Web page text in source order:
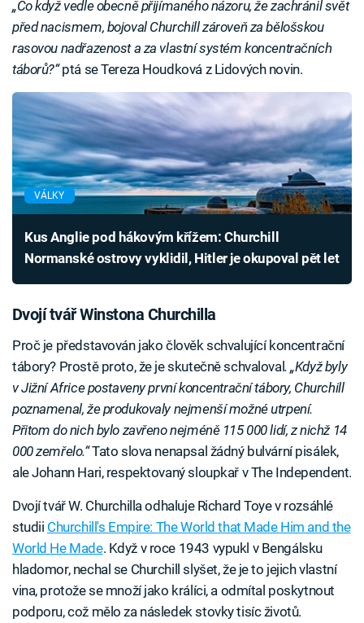
„Co když vedle obecně přijímaného názoru, že zachránil svět
před nacismem, bojoval Churchill zároveň za bělošskou
rasovou nadřazenost a za vlastní systém koncentračních
táborů?“ptá se Tereza Houdková z Lidových novin.
VÁLKY
Kus Anglie pod hákovým křížem: Churchill
Normanské ostrovy vyklidil, Hitler je okupoval pět let
Dvojí tvář Winstona Churchilla
Proč je představován jako člověk schvalující koncentrační
tábory? Prostě proto, že je skutečně schvaloval. „Když byly
v Jižní Africe postaveny první koncentrační tábory, Churchill
poznamenal, že produkovaly nejmenší možné utrpení.
Přitom do nich bylo zavřeno nejméně 115 000 lidí, z nichž 14
000 zemřelo.“Tato slova nenapsal žádný bulvární pisálek,
ale Johann Hari, respektovaný sloupkař v The Independent.
Dvojí tvář W. Churchilla odhaluje Richard Toye v rozsáhlé
studii Churchill's Empire: The World that Made Him and the
World He Made. Když v roce 1943 vypukl v Bengálsku
hladomor, nechal se Churchill slyšet, že je to jejich vlastní
vina, protože se množí jako králíci, a odmítal poskytnout
podporu, což mělo za následek stovky tisíc životů.